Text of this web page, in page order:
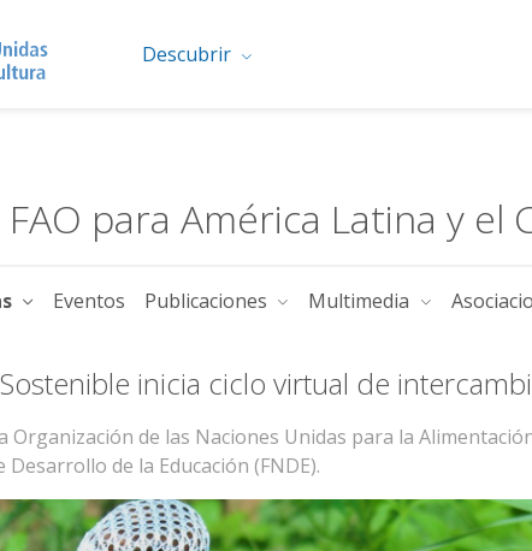
Descubrir
para América Latina y el
Eventos Publicaciones Multimedia
inicia ciclo virtual de
Organización de las Naciones Unidas para la
de la Educación (FNDE).